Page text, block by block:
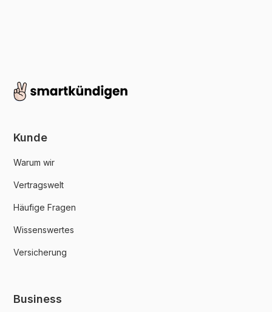
Kunde
Warum wir
Vertragswelt
Häufige Fragen
Wissenswertes
Versicherung
Business